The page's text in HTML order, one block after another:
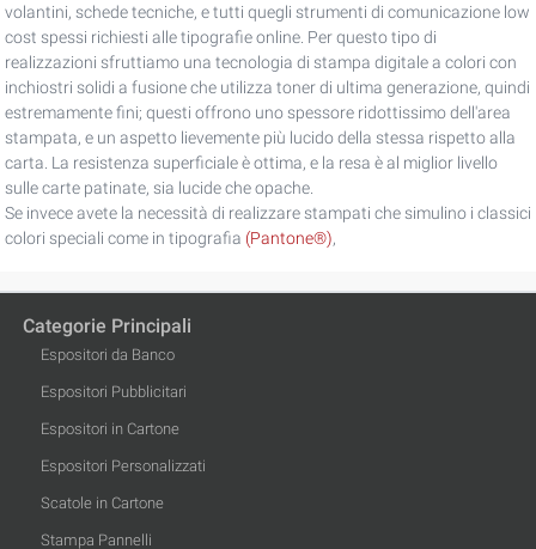
volantini, schede tecniche, e tutti quegli strumenti di comunicazione low
cost spessi richiesti alle tipografie online. Per questo tipo di
realizzazioni sfruttiamo una tecnologia di stampa digitale a colori con
inchiostri solidi a fusione che utilizza toner di ultima generazione, quindi
estremamente fini; questi offrono uno spessore ridottissimo dell'area
stampata, e un aspetto lievemente più lucido della stessa rispetto alla
carta. La resistenza superficiale è ottima, e la resa è al miglior livello
sulle carte patinate, sia lucide che opache.
Se invece avete la necessità di realizzare stampati che simulino i classici
colori speciali come in tipografia (Pantone®),
Categorie Principali
Espositori da Banco
Espositori Pubblicitari
Espositori in Cartone
Espositori Personalizzati
Scatole in Cartone
Stampa Pannelli